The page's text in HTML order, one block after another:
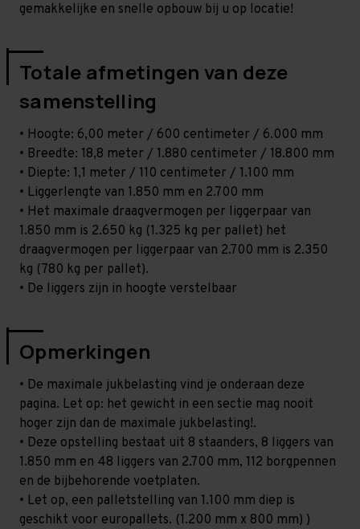
gemakkelijke en snelle opbouw bij u op locatie!
Totale afmetingen van deze
samenstelling
• Hoogte: 6,00 meter / 600 centimeter / 6.000 mm
• Breedte: 18,8 meter / 1.880 centimeter / 18.800 mm
• Diepte: 1,1 meter / 110 centimeter / 1.100 mm
• Liggerlengte van 1.850 mm en 2.700 mm
• Het maximale draagvermogen per liggerpaar van
1.850 mm is 2.650 kg (1.325 kg per pallet) het
draagvermogen per liggerpaar van 2.700 mm is 2.350
kg (780 kg per pallet).
• De liggers zijn in hoogte verstelbaar
Opmerkingen
• De maximale jukbelasting vind je onderaan deze
pagina. Let op: het gewicht in een sectie mag nooit
hoger zijn dan de maximale jukbelasting!.
• Deze opstelling bestaat uit 8 staanders, 8 liggers van
1.850 mm en 48 liggers van 2.700 mm, 112 borgpennen
en de bijbehorende voetplaten.
• Let op, een palletstelling van 1.100 mm diep is
geschikt voor europallets. (1.200 mm x 800 mm) )